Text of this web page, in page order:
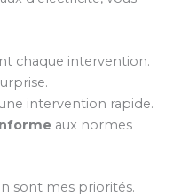
chaque intervention.
intervention rapide.
aux normes
sont mes priorités.